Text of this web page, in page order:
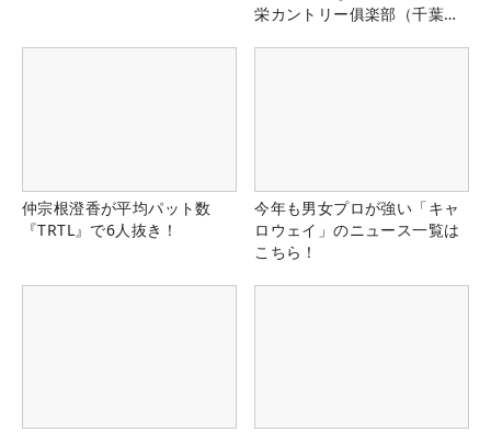
栄カントリー俱楽部（千葉
仲宗根澄香が平均パット数
『TRTL』で6人抜き！
今年も男女プロが強い「キャ
ロウェイ」のニュース一覧は
こちら！